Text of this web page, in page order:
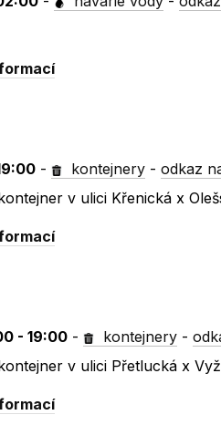
- kontejnery -odkaz
v ulici Křenická x
- 19:00 - kontejnery -
v ulici Přetlucká x